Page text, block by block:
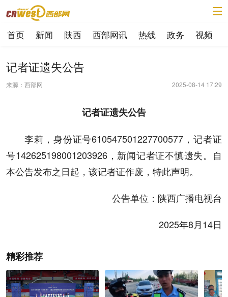
首页 新闻 陕西 西部网讯 热线 政务 视频
记者证遗失公告
来源：西部网 2025-08-14 17:29
记者证遗失公告
李莉，身份证号610547501227700577，记者证
号142625198001203926，新闻记者证不慎遗失。自
本公告发布之日起，该记者证作废，特此声明。
公告单位：陕西广播电视台
2025年8月14日
精彩推荐